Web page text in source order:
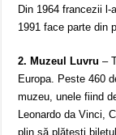
Din 1964 francezii
1991 face parte din
2. Muzeul Luvru –
Europa. Peste 460
muzeu, unele fiind
Leonardo da Vinci,
plin să plătești